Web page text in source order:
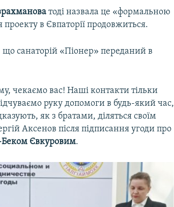
тоді назвала це «формальною
в Євпаторії продовжиться.
санаторій «Піонер» переданий в
чекаємо вас! Наші контакти тільки
руку допомоги в будь-який час,
як з братами, діляться своїм
Аксенов після підписання угоди про
Євкуровим.